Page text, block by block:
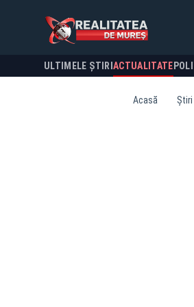
ULTIMELE ȘTIRI ACTUALITATE
Acasă Știri